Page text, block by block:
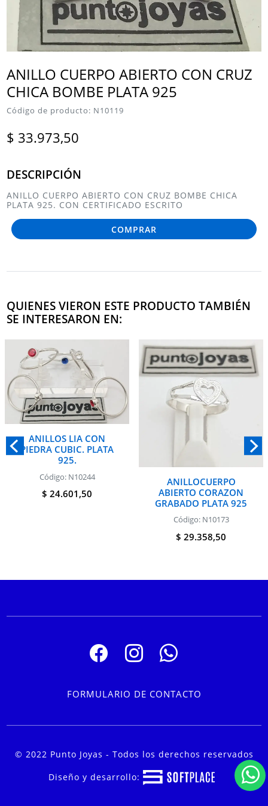
ANILLO CUERPO ABIERTO CON CRUZ
CHICA BOMBE PLATA 925
Código de producto: N10119
$ 33.973,50
DESCRIPCIÓN
ANILLO CUERPO ABIERTO CON CRUZ BOMBE CHICA
PLATA 925. CON CERTIFICADO ESCRITO
COMPRAR
QUIENES VIERON ESTE PRODUCTO TAMBIÉN
SE INTERESARON EN:
ANILLOS LIA CON
PIEDRA CUBIC. PLATA
925.
Código: N10244
$ 24.601,50
ANILLOCUERPO
ABIERTO CORAZON
GRABADO PLATA 925
Código: N10173
$ 29.358,50
FORMULARIO DE CONTACTO
© 2022 Punto Joyas - Todos los derechos reservados
Diseño y desarrollo: